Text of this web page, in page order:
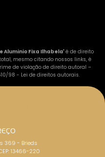
Aluminio Fixa Ilhabela" é de direito
mesmo citando nossos links, é
de violação de direito autoral –
98 - Lei de direitos autorais.
369 - Brieds
13466-220